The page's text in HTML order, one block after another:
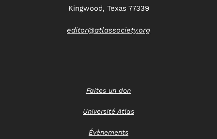
Kingwood, Texas 77339
editor@atlassociety.org
Faites un don
Université Atlas
Évènements